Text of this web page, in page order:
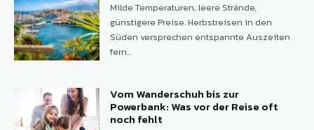
Milde Temperaturen, leere Strände,
günstigere Preise. Herbstreisen in den
Süden versprechen entspannte Auszeiten
fern...
Vom Wanderschuh bis zur
Powerbank: Was vor der Reise oft
noch fehlt